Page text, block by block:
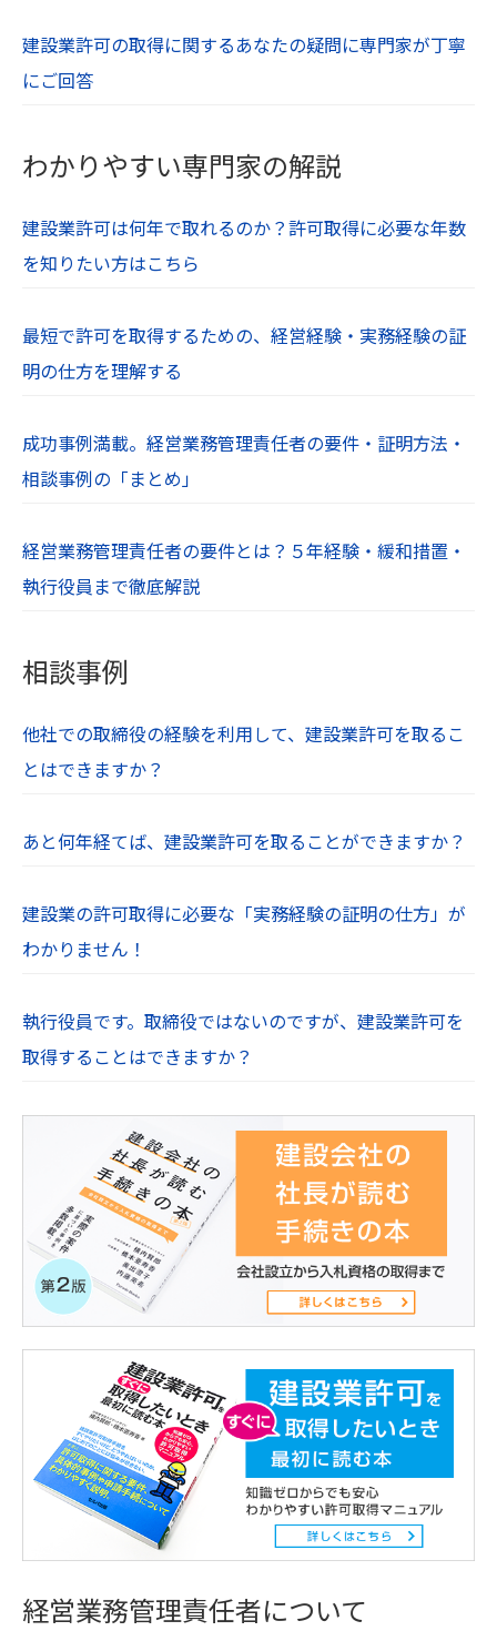
与えた損害に関して、一切の責任を負わないもの
とします。
当社Webサイト内の文章や画像、すべてのコンテ
ンツは著作権・肖像権等により保護されていま
建設業許可の取得に関するあなたの疑問に専門家が丁寧
にご回答
わかりやすい専門家の解説
建設業許可は何年で取れるのか？許可取得に必要な年数
を知りたい方はこちら
最短で許可を取得するための、経営経験・実務経験の証
明の仕方を理解する
成功事例満載。経営業務管理責任者の要件・証明方法・
相談事例の「まとめ」
経営業務管理責任者の要件とは？５年経験・緩和措置・
執行役員まで徹底解説
相談事例
他社での取締役の経験を利用して、建設業許可を取るこ
とはできますか？
あと何年経てば、建設業許可を取ることができますか？
建設業の許可取得に必要な「実務経験の証明の仕方」が
わかりません！
執行役員です。取締役ではないのですが、建設業許可を
取得することはできますか？
経営業務管理責任者について